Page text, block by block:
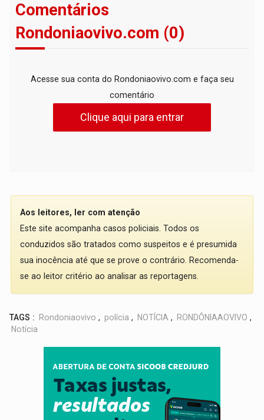
Comentários
Rondoniaovivo.com (0)
Acesse sua conta do Rondoniaovivo.com e faça seu
comentário
Clique aqui para entrar
Aos leitores, ler com atenção
Este site acompanha casos policiais. Todos os
conduzidos são tratados como suspeitos e é presumida
sua inocência até que se prove o contrário. Recomenda-
se ao leitor critério ao analisar as reportagens.
TAGS : Rondoniaovivo , polícia , NOTÍCIA , RONDÔNIAAOVIVO ,
Notícia